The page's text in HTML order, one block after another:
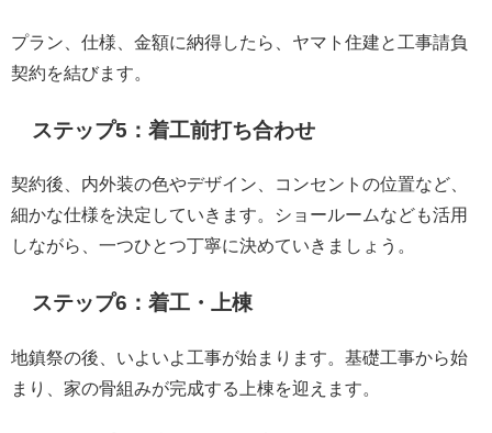
プラン、仕様、金額に納得したら、ヤマト住建と工事請負
契約を結びます。
ステップ5：着工前打ち合わせ
契約後、内外装の色やデザイン、コンセントの位置など、
細かな仕様を決定していきます。ショールームなども活用
しながら、一つひとつ丁寧に決めていきましょう。
ステップ6：着工・上棟
地鎮祭の後、いよいよ工事が始まります。基礎工事から始
まり、家の骨組みが完成する上棟を迎えます。